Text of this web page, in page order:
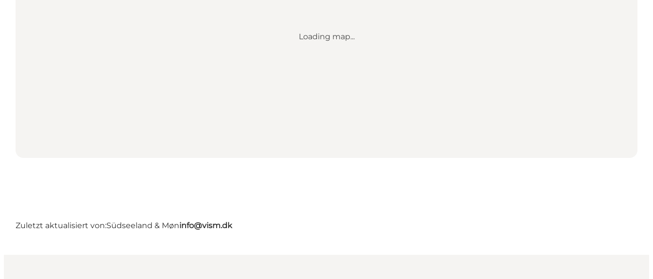
Loading map...
Zuletzt aktualisiert von:Südseeland & Møninfo@vism.dk